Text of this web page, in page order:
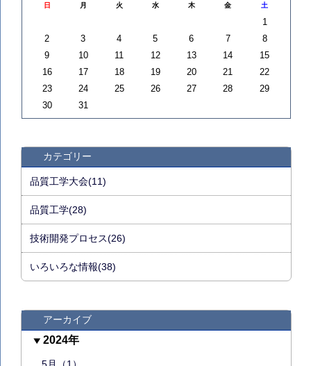
日 月 火 水 木 金 土
1
2
3 4 5 6 7
8
9
10 11 12 13 14
15
16
17 18 19 20 21
22
23
24 25 26 27 28
29
30
31
カテゴリー
品質工学大会(11)
品質工学(28)
技術開発プロセス(26)
いろいろな情報(38)
アーカイブ
2024年